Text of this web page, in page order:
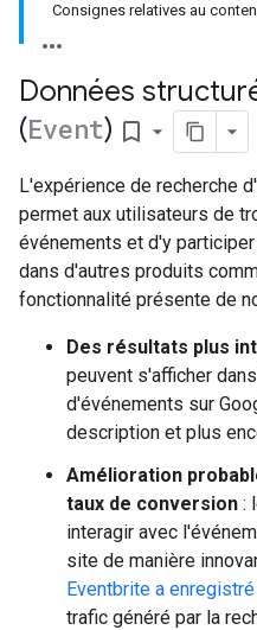
Consignes relatives au
Données
(Event) bookmark_border
L'expérience de recherche
permet aux utilisateurs de
événements et d'y
dans d'autres produits
fonctionnalité présente de
Des résultats plus
peuvent s'afficher
d'événements sur
description et plus
Amélioration
taux de conversion :
interagir avec
site de manière
Eventbrite a
trafic généré par la